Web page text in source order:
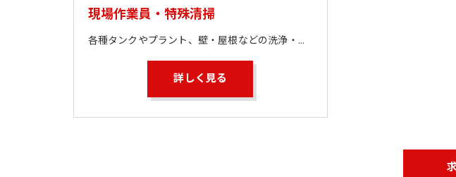
現場作業員・特殊清掃
各種タンクやプラント、壁・屋根などの洗浄・清掃をお任せ致します。 (超高圧ジェット洗浄を含む)
詳しく見る